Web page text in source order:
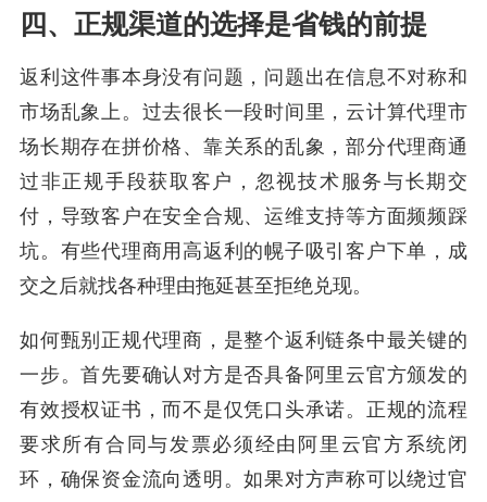
四、正规渠道的选择是省钱的前提
返利这件事本身没有问题，问题出在信息不对称和
市场乱象上。过去很长一段时间里，云计算代理市
场长期存在拼价格、靠关系的乱象，部分代理商通
过非正规手段获取客户，忽视技术服务与长期交
付，导致客户在安全合规、运维支持等方面频频踩
坑。有些代理商用高返利的幌子吸引客户下单，成
交之后就找各种理由拖延甚至拒绝兑现。
如何甄别正规代理商，是整个返利链条中最关键的
一步。首先要确认对方是否具备阿里云官方颁发的
有效授权证书，而不是仅凭口头承诺。正规的流程
要求所有合同与发票必须经由阿里云官方系统闭
环，确保资金流向透明。如果对方声称可以绕过官